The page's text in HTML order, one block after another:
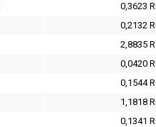
0,3623
0,2132
2,8835
0,0420
0,1544
1,1818
0,1341